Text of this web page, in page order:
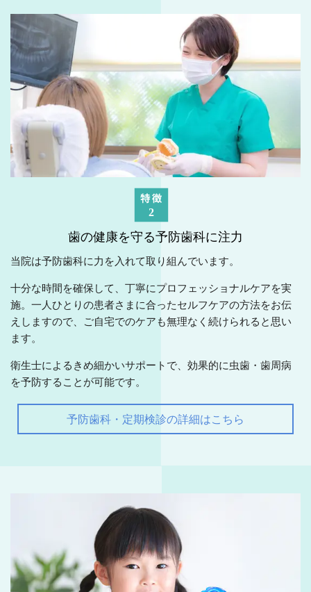
歯の健康を守る予防歯科に注力
当院は予防歯科に力を入れて取り組んでいます。
十分な時間を確保して、丁寧にプロフェッショナルケアを実
施。一人ひとりの患者さまに合ったセルフケアの方法をお伝
えしますので、ご自宅でのケアも無理なく続けられると思い
ます。
衛生士によるきめ細かいサポートで、効果的に虫歯・歯周病
を予防することが可能です。
予防歯科・定期検診の詳細はこちら